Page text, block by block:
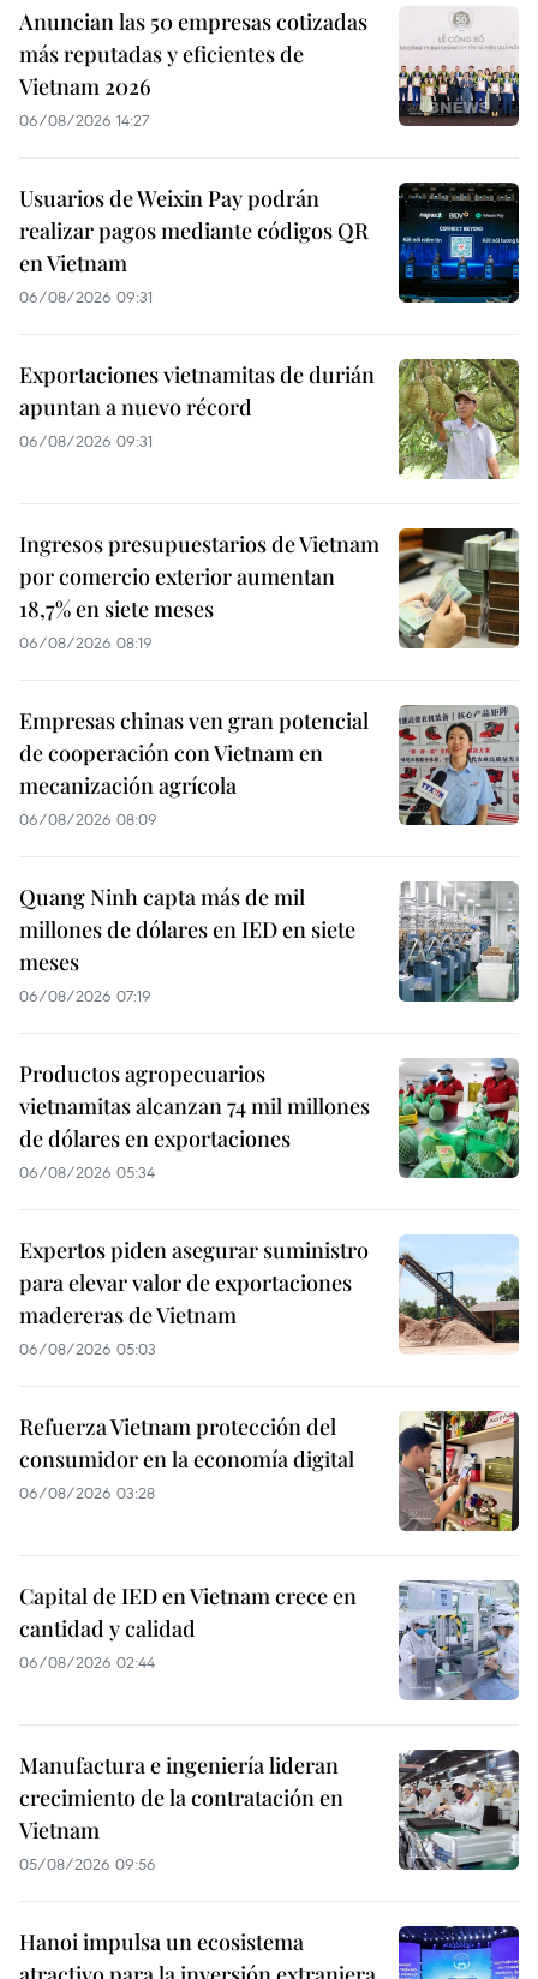
Anuncian las 50 empresas cotizadas
más reputadas y eficientes de
Vietnam 2026
06/08/2026 14:27
Usuarios de Weixin Pay podrán
realizar pagos mediante códigos QR
en Vietnam
06/08/2026 09:31
Exportaciones vietnamitas de durián
apuntan a nuevo récord
06/08/2026 09:31
Ingresos presupuestarios de Vietnam
por comercio exterior aumentan
18,7% en siete meses
06/08/2026 08:19
Empresas chinas ven gran potencial
de cooperación con Vietnam en
mecanización agrícola
06/08/2026 08:09
Quang Ninh capta más de mil
millones de dólares en IED en siete
meses
06/08/2026 07:19
Productos agropecuarios
vietnamitas alcanzan 74 mil millones
de dólares en exportaciones
06/08/2026 05:34
Expertos piden asegurar suministro
para elevar valor de exportaciones
madereras de Vietnam
06/08/2026 05:03
Refuerza Vietnam protección del
consumidor en la economía digital
06/08/2026 03:28
Capital de IED en Vietnam crece en
cantidad y calidad
06/08/2026 02:44
Manufactura e ingeniería lideran
crecimiento de la contratación en
Vietnam
05/08/2026 09:56
Hanoi impulsa un ecosistema